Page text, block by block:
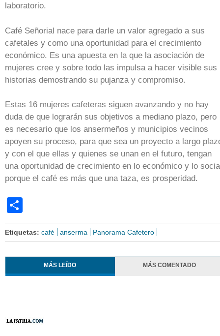
laboratorio.
Café Señorial nace para darle un valor agregado a sus
cafetales y como una oportunidad para el crecimiento
económico. Es una apuesta en la que la asociación de
mujeres cree y sobre todo las impulsa a hacer visible sus
historias demostrando su pujanza y compromiso.
Estas 16 mujeres cafeteras siguen avanzando y no hay
duda de que lograrán sus objetivos a mediano plazo, pero
es necesario que los ansermeños y municipios vecinos
apoyen su proceso, para que sea un proyecto a largo
y con el que ellas y quienes se unan en el futuro, tengan
una oportunidad de crecimiento en lo económico y lo
porque el café es más que una taza, es prosperidad.
Etiquetas: café anserma Panorama Cafetero
MÁS LEÍDO MÁS COMENTADO